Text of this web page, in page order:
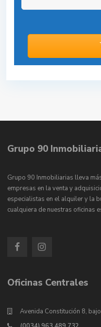
Grupo 90
Grupo 90 Inmobiliarias lleva
empresas en la venta y
especialistas en el alquiler y la
cualquiera de nuestras oficinas
Oficinas Centrales
Avenida Constitución 8, bajo